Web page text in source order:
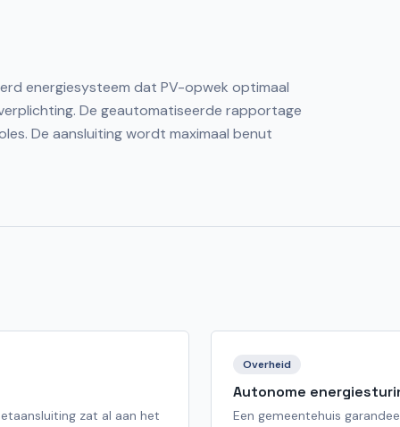
energiesysteem dat PV-opwek optimaal
De geautomatiseerde rapportage
De aansluiting wordt maximaal benut
zat al aan het
Overheid
Autonome
Een gemeentehuis